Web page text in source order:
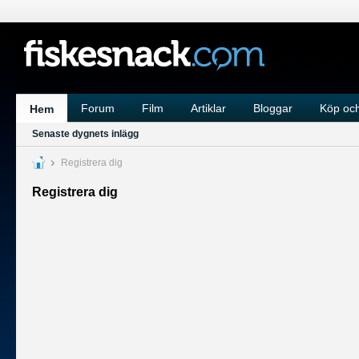
Hem Forum Film Artiklar Bloggar Köp
Senaste dygnets inlägg
Registrera dig
Registrera dig